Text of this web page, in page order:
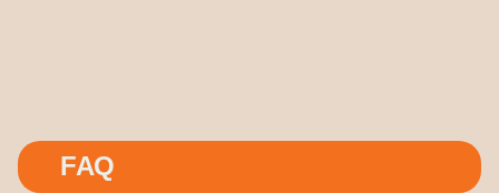
FAQ